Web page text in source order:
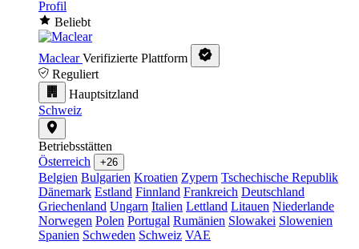
Profil
Beliebt
Maclear Verifizierte Plattform
Reguliert
Hauptsitzland
Schweiz
Betriebsstätten
Österreich
+26
Belgien Bulgarien Kroatien Zypern Tschechische Republik
Dänemark Estland Finnland Frankreich Deutschland
Griechenland Ungarn Italien Lettland Litauen Niederlande
Norwegen Polen Portugal Rumänien Slowakei Slowenien
Spanien Schweden Schweiz VAE